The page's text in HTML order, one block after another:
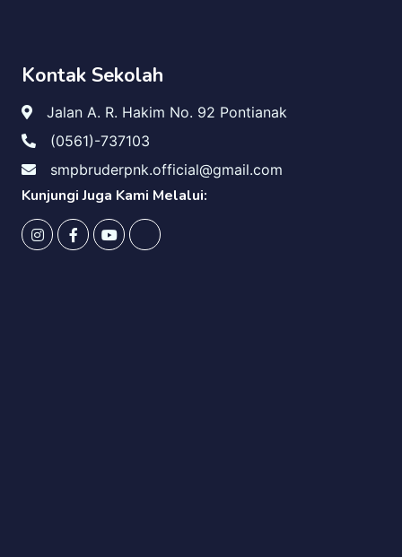
Kontak Sekolah
Jalan A. R. Hakim No. 92 Pontianak
(0561)-737103
smpbruderpnk.official@gmail.com
Kunjungi Juga Kami Melalui: